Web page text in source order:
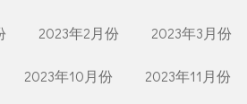
2023年2月份 2023年3月份
2023年10月份 2023年11月份